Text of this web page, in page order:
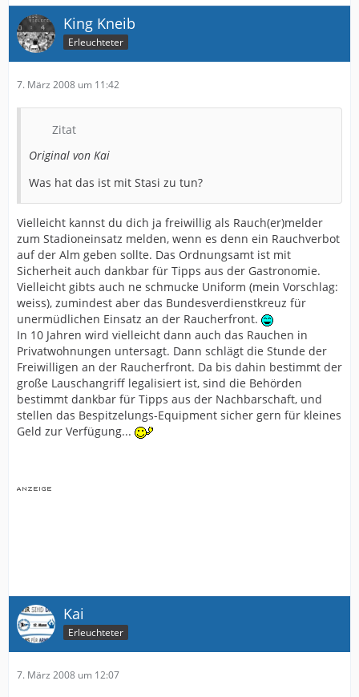
King Kneib
Erleuchteter
7. März 2008 um 11:42
Zitat
Original von Kai
Was hat das ist mit Stasi zu tun?
Vielleicht kannst du dich ja freiwillig als Rauch(er)melder
zum Stadioneinsatz melden, wenn es denn ein Rauchverbot
auf der Alm geben sollte. Das Ordnungsamt ist mit
Sicherheit auch dankbar für Tipps aus der Gastronomie.
Vielleicht gibts auch ne schmucke Uniform (mein Vorschlag:
weiss), zumindest aber das Bundesverdienstkreuz für
unermüdlichen Einsatz an der Raucherfront.
In 10 Jahren wird vielleicht dann auch das Rauchen in
Privatwohnungen untersagt. Dann schlägt die Stunde der
Freiwilligen an der Raucherfront. Da bis dahin bestimmt der
große Lauschangriff legalisiert ist, sind die Behörden
bestimmt dankbar für Tipps aus der Nachbarschaft, und
stellen das Bespitzelungs-Equipment sicher gern für kleines
Geld zur Verfügung...
Kai
Erleuchteter
7. März 2008 um 12:07